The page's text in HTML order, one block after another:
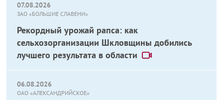
07.08.2026
ЗАО «БОЛЬШИЕ СЛАВЕНИ»
Рекордный урожай рапса: как
сельхозорганизации Шкловщины добились
лучшего результата в области
06.08.2026
ОАО «АЛЕКСАНДРИЙСКОЕ»